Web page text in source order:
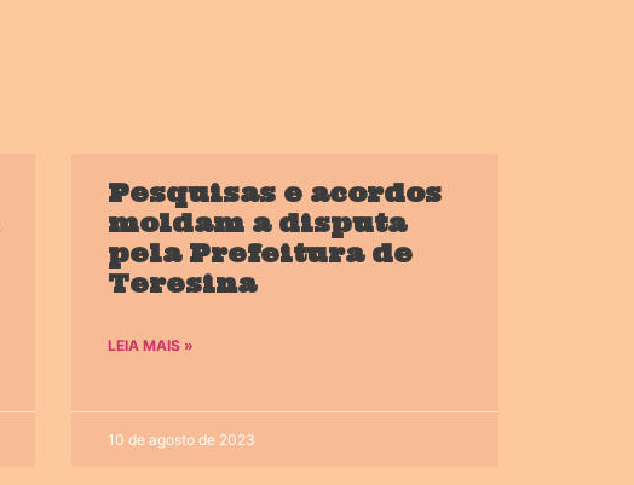
Pesquisas e acordos
moldam a disputa
pela Prefeitura de
Teresina
LEIA MAIS »
10 de agosto de 2023